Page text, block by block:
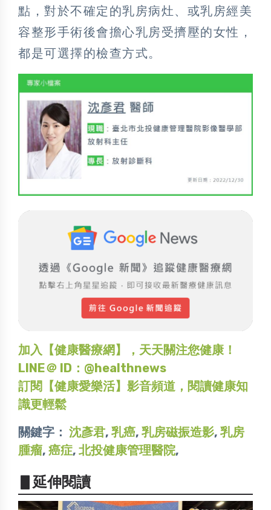
點，對於不確定的乳房病灶、或乳房經美
容整形手術後會擔心乳房受擠壓的女性，
都是可選擇的檢查方式。
加入【健康醫療網】，天天關注您健康！
LINE＠ ID：@healthnews
訂閱【健康愛樂活】影音頻道，閱讀健康知
識更輕鬆
關鍵字： 沈彥君, 乳癌, 乳房磁振造影, 乳房
腫瘤, 癌症, 北投健康管理醫院,
▋延伸閱讀